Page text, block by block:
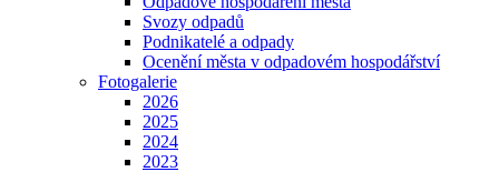
Svozy odpadů
Podnikatelé a odpady
Ocenění města v odpadovém hospodářství
Fotogalerie
2026
2025
2024
2023